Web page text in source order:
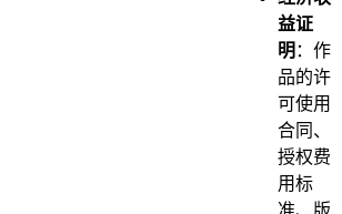
益证
明 ：作
品的许
可使用
合同、
授权费
用标
准、版